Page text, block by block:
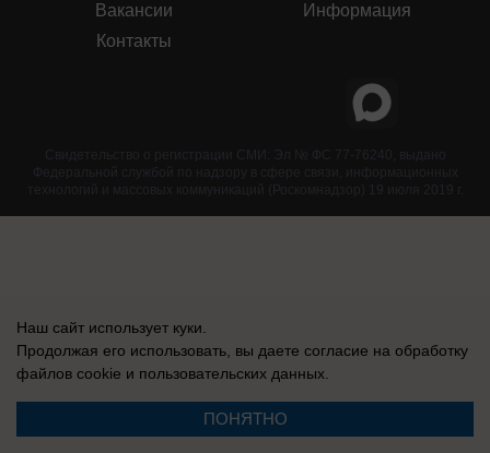
Вакансии
Контакты
Информация
Свидетельство о регистрации СМИ: Эл № ФС 77-76240, выдано
Федеральной службой по надзору в сфере связи, информационных
технологий и массовых коммуникаций (Роскомнадзор) 19 июля 2019 г.
Наш сайт использует куки.
Продолжая его использовать, вы даете согласие на обработку
файлов cookie и пользовательских данных.
ПОНЯТНО